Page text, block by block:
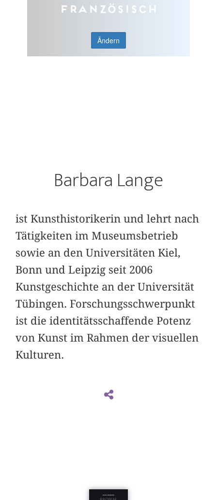
Französisch
Ändern
Barbara Lange
ist Kunsthistorikerin und lehrt nach
Tätigkeiten im Museumsbetrieb
sowie an den Universitäten Kiel,
Bonn und Leipzig seit 2006
Kunstgeschichte an der Universität
Tübingen. Forschungsschwerpunkt
ist die identitätsschaffende Potenz
von Kunst im Rahmen der visuellen
Kulturen.